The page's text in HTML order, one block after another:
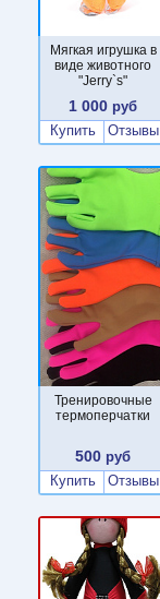
Мягкая игрушка в
виде животного
"Jerry`s"
1 000 руб
Купить
Отзывы
Тренировочные
термоперчатки
500 руб
Купить
Отзывы